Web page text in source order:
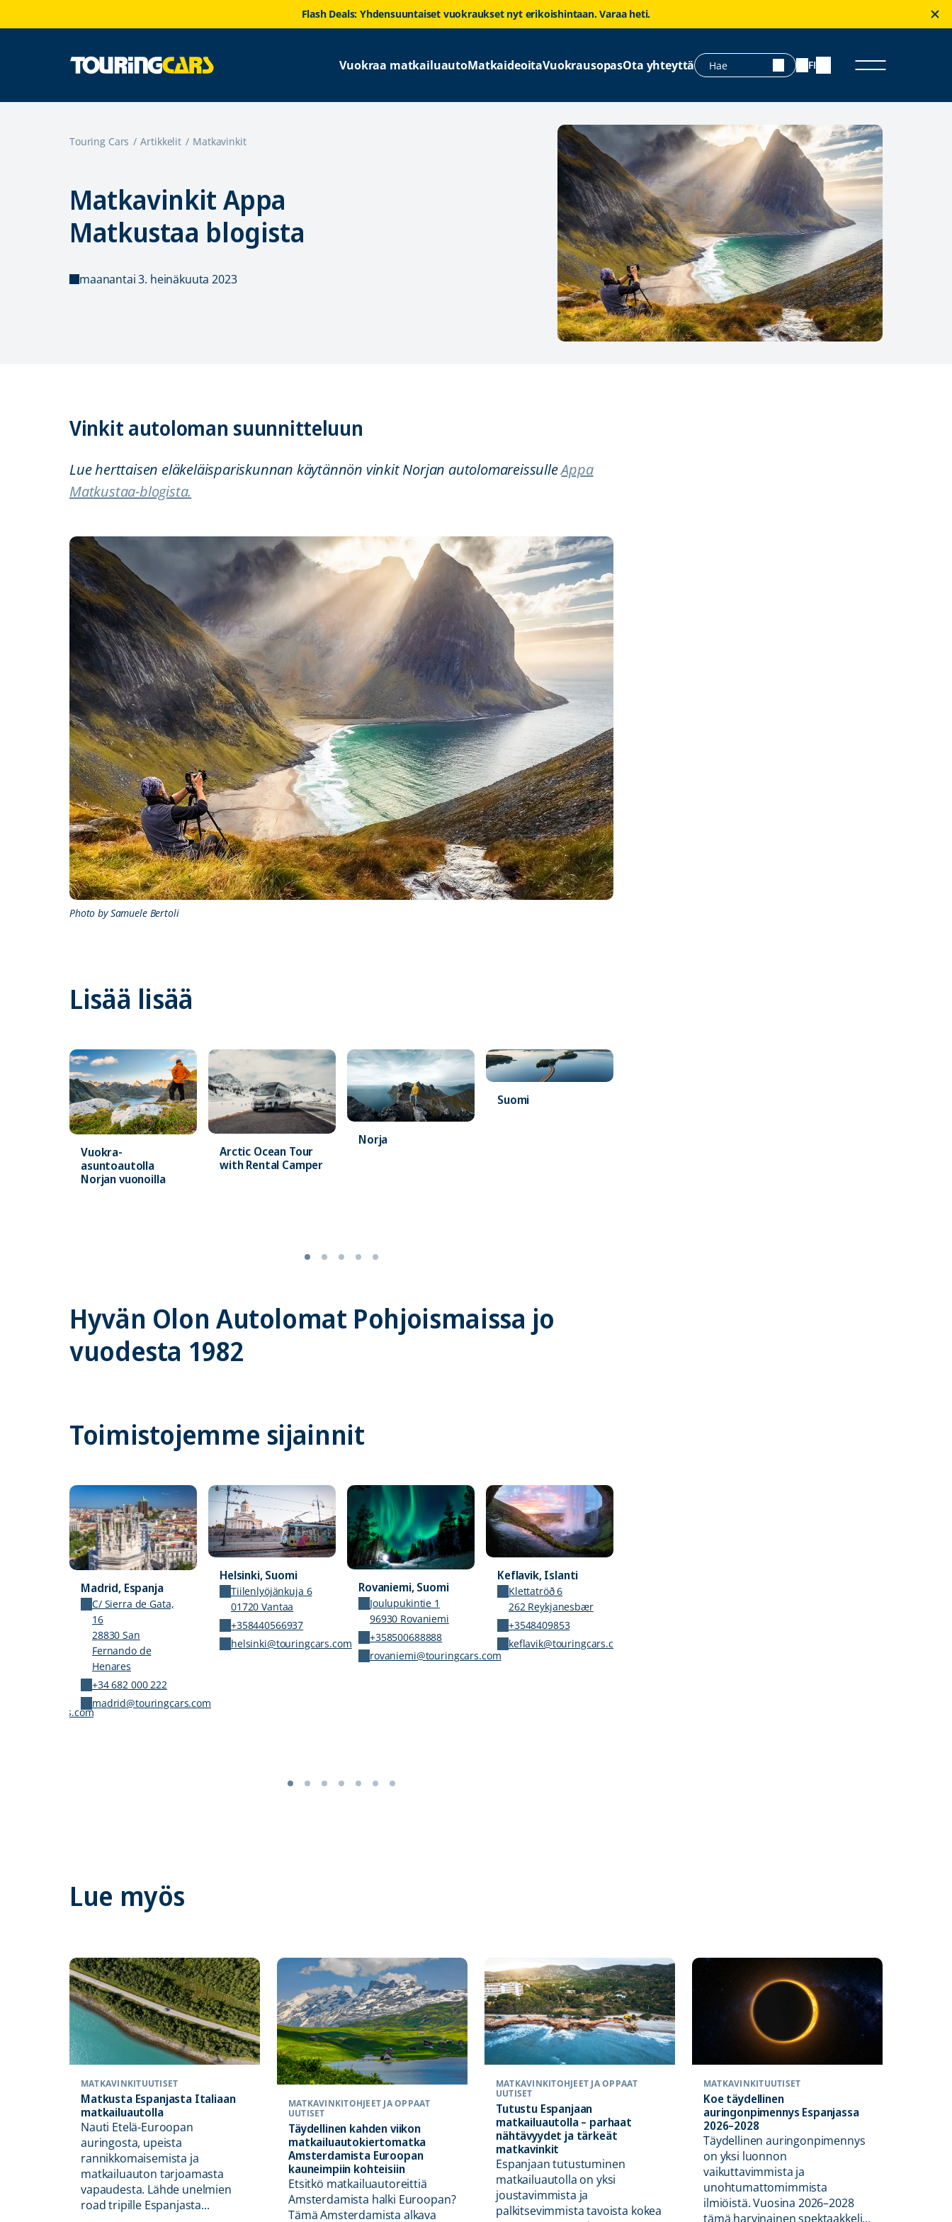
Flash Deals: Yhdensuuntaiset vuokraukset nyt erikoishintaan. Varaa heti.
Vuokraa matkailuautoMatkaideoitaVuokrausopasOta yhteyttä FI
Touring Cars Artikkelit Matkavinkit
Matkavinkit Appa
Matkustaa blogista
maanantai 3. heinäkuuta 2023
Vinkit autoloman suunnitteluun
Lue herttaisen eläkeläispariskunnan käytännön vinkit Norjan autolomareissulleAppa
Matkustaa-blogista.
Photo by Samuele Bertoli
Lisää lisää
Vuokra-
asuntoautolla
Norjan vuonoilla
Arctic Ocean Tour
with Rental Camper
Norja
Suomi
Hyvän Olon Autolomat Pohjoismaissa jo
vuodesta 1982
Toimistojemme sijainnit
Madrid, Espanja
C/ Sierra de Gata,
16
28830 San
Fernando de
Henares
+34 682 000 222
madrid@touringcars.com
Helsinki, Suomi
Tiilenlyöjänkuja 6
01720 Vantaa
+358440566937
helsinki@touringcars.com
Rovaniemi, Suomi
Joulupukintie 1
96930 Rovaniemi
+358500688888
rovaniemi@touringcars.com
Keflavik, Islanti
Klettatröð 6
262 Reykjanesbær
+3548409853
keflavik@touringcars.com
Lue myös
MATKAVINKITUUTISET
Matkusta Espanjasta Italiaan
matkailuautolla
Nauti Etelä-Euroopan
auringosta, upeista
rannikkomaisemista ja
matkailuauton tarjoamasta
vapaudesta. Lähde unelmien
road tripille Espanjasta...
MATKAVINKITOHJEET JA OPPAAT
UUTISET
Täydellinen kahden viikon
matkailuautokiertomatka
Amsterdamista Euroopan
kauneimpiin kohteisiin
Etsitkö matkailuautoreittiä
Amsterdamista halki Euroopan?
Tämä Amsterdamista alkava
MATKAVINKITOHJEET JA OPPAAT
UUTISET
Tutustu Espanjaan
matkailuautolla – parhaat
nähtävyydet ja tärkeät
matkavinkit
Espanjaan tutustuminen
matkailuautolla on yksi
joustavimmista ja
palkitsevimmista tavoista kokea
MATKAVINKITUUTISET
Koe täydellinen
auringonpimennys Espanjassa
2026–2028
Täydellinen auringonpimennys
on yksi luonnon
vaikuttavimmista ja
unohtumattomimmista
ilmiöistä. Vuosina 2026–2028
tämä harvinainen spektaakkeli...